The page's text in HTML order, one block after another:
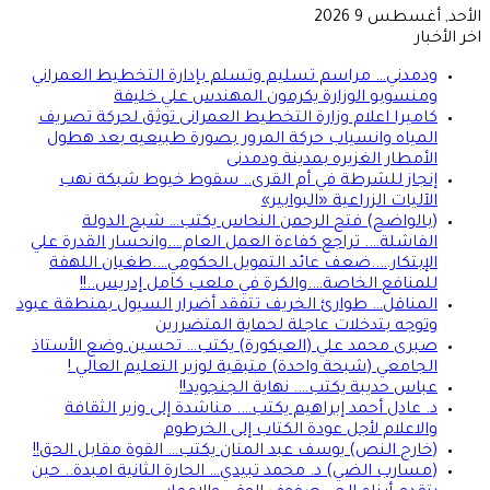
الأحد, أغسطس 9 2026
اخر الأخبار
ودمدني… مراسم تسليم وتسلم بإدارة التخطيط العمراني
ومنسوبو الوزارة يكرمون المهندس علي خليفة
كاميرا اعلام وزارة التخطيط العمرانى توثق لحركة تصريف
المياه وانسياب حركة المرور بصورة طبيعيه بعد هطول
الأمطار الغزيره بمدينة ودمدنى
إنجاز للشرطة في أم القرى.. سقوط خيوط شبكة نهب
الآليات الزراعية «البوابير»
(بالواضح) فتح الرحمن النحاس يكتب… شبح الدولة
الفاشلة…. تراجع كفاءة العمل العام….وانحسار القدرة علي
الإبتكار…..ضعف عائد التمويل الحكومي….طغيان اللهفة
للمنافع الخاصة….والكرة في ملعب كامل إدريس..!!
المناقل… طوارئ الخريف تتفقد أضرار السيول بمنطقة عبود
وتوجه بتدخلات عاجلة لحماية المتضررين
صبرى محمد علي (العيكورة) يكتب… تحسين وضع الأستاذ
الجامعي (شبحة واحدة) متبقية لوزير التعليم العالي !
عباس حديبة يكتب…. نهاية الجنجويد!!
د. عادل أحمد إبراهيم يكتب…. مناشدة إلى وزير الثقافة
والاعلام لأجل عودة الكتاب إلى الخرطوم
(خارج النص) يوسف عبد المنان يكتب… القوة مقابل الحق!!
(مسارب الضي) د. محمد تبيدي… الحارة الثانية امبدة.. حين